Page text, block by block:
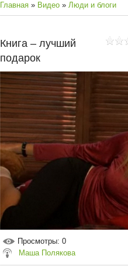
Главная » Видео » Люди и блоги
Книга – лучший
подарок
Просмотры: 0
Маша Полякова